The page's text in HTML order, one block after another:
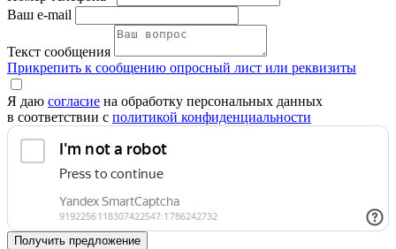
Ваш e-mail
Текст сообщения
Прикрепить к сообщению опросный лист или реквизиты
Я даю согласие на обработку персональных данных
в соответствии с политикой конфиденциальности